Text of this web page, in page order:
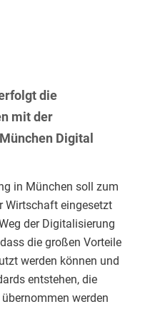
die
mit der
Digital
in München soll zum
Wirtschaft eingesetzt
der Digitalisierung
die großen Vorteile
werden können und
entstehen, die
werden